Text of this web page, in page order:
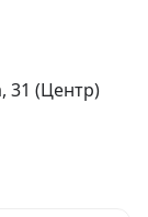
31 (Центр)